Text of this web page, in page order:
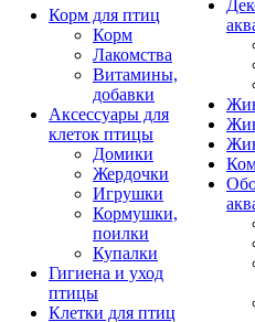
Корм для птиц
Корм
Лакомства
Витамины,
добавки
Аксессуары для
клеток птицы
Домики
Жердочки
Игрушки
Кормушки,
поилки
Купалки
Гигиена и уход
птицы
Клетки для птиц